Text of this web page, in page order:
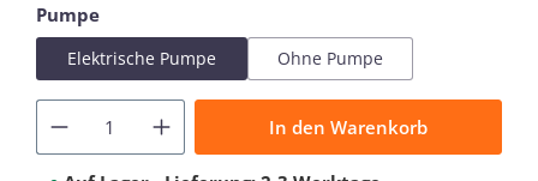
Pumpeauswählen
Elektrische Pumpe Ohne Pumpe
In den Warenkorb